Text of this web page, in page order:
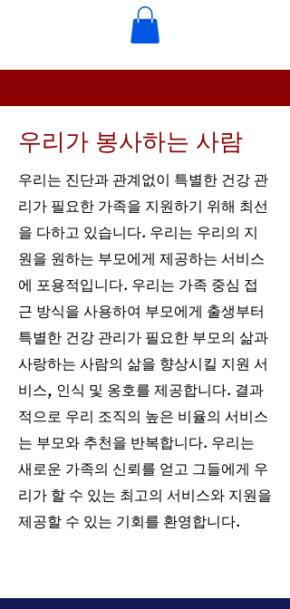
우리가 봉사하는 사람
우리는 진단과 관계없이 특별한 건강 관
리가 필요한 가족을 지원하기 위해 최선
을 다하고 있습니다. 우리는 우리의 지
원을 원하는 부모에게 제공하는 서비스
에 포용적입니다. 우리는 가족 중심 접
근 방식을 사용하여 부모에게 출생부터
특별한 건강 관리가 필요한 부모의 삶과
사랑하는 사람의 삶을 향상시킬 지원 서
비스, 인식 및 옹호를 제공합니다. 결과
적으로 우리 조직의 높은 비율의 서비스
는 부모와 추천을 반복합니다. 우리는
새로운 가족의 신뢰를 얻고 그들에게 우
리가 할 수 있는 최고의 서비스와 지원을
제공할 수 있는 기회를 환영합니다.